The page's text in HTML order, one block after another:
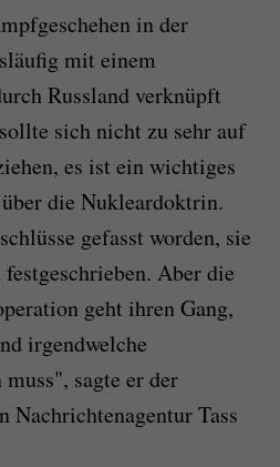
in der
mit einem
Russland verknüpft
sich nicht zu sehr auf
es ist ein wichtiges
die Nukleardoktrin.
gefasst worden, sie
Aber die
geht ihren Gang,
irgendwelche
sagte er der
Nachrichtenagentur Tass